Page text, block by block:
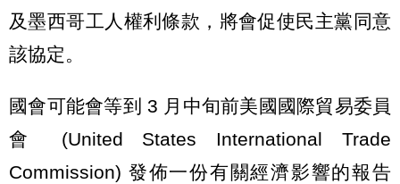
及墨西哥工人權利條款，將會促使民主黨同意
該協定。
國會可能會等到 3 月中旬前美國國際貿易委員
會 (United States International Trade
Commission) 發佈一份有關經濟影響的報告